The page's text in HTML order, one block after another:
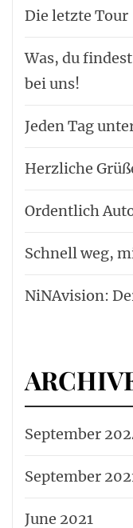
Die letzte Tour
Was, du
bei uns!
Jeden Tag
Herzliche
Ordentlich
Schnell weg,
NiNAvision:
September
September
June 2021